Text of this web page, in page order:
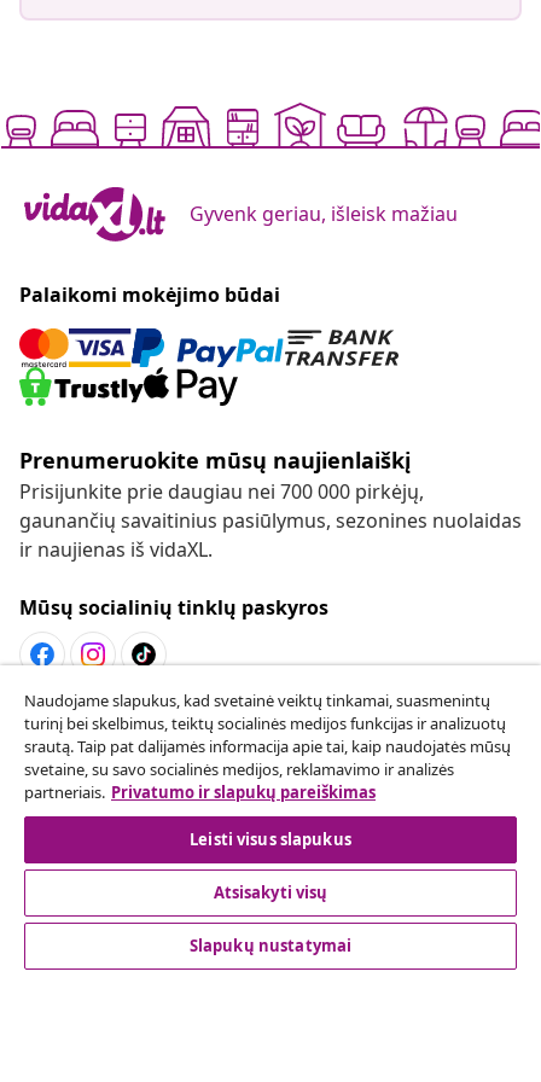
Gyvenk geriau, išleisk mažiau
Palaikomi mokėjimo būdai
Prenumeruokite mūsų naujienlaiškį
Prisijunkite prie daugiau nei 700 000 pirkėjų,
gaunančių savaitinius pasiūlymus, sezonines nuolaidas
ir naujienas iš vidaXL.
Mūsų socialinių tinklų paskyros
Sutarties atsisakymas
Pateikite prašymą atsisakyti užsakymo.
Sutarties atsisakymas
Klientų aptarnavimas
Naudojame slapukus, kad svetainė veiktų tinkamai, suasmenintų
turinį bei skelbimus, teiktų socialinės medijos funkcijas ir analizuotų
srautą. Taip pat dalijamės informacija apie tai, kaip naudojatės mūsų
svetaine, su savo socialinės medijos, reklamavimo ir analizės
partneriais. Privatumo ir slapukų pareiškimas
Leisti visus slapukus
Atsisakyti visų
Slapukų nustatymai